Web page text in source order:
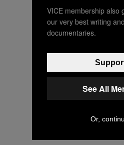
VICE membership also
our very best writing
documentaries.
See All
Or,